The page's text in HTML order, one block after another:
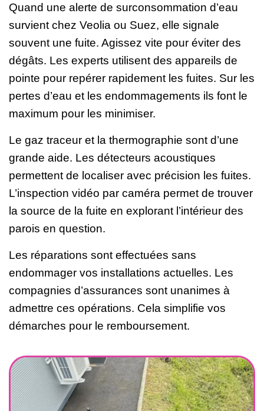
Quand une alerte de surconsommation d’eau
survient chez Veolia ou Suez, elle signale
souvent une fuite. Agissez vite pour éviter des
dégâts. Les experts utilisent des appareils de
pointe pour repérer rapidement les fuites. Sur les
pertes d’eau et les endommagements ils font le
maximum pour les minimiser.
Le gaz traceur et la thermographie sont d’une
grande aide. Les détecteurs acoustiques
permettent de localiser avec précision les fuites.
L’inspection vidéo par caméra permet de trouver
la source de la fuite en explorant l’intérieur des
parois en question.
Les réparations sont effectuées sans
endommager vos installations actuelles. Les
compagnies d’assurances sont unanimes à
admettre ces opérations. Cela simplifie vos
démarches pour le remboursement.